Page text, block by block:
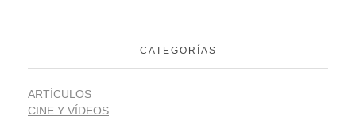
CATEGORÍAS
ARTÍCULOS
CINE Y VÍDEOS